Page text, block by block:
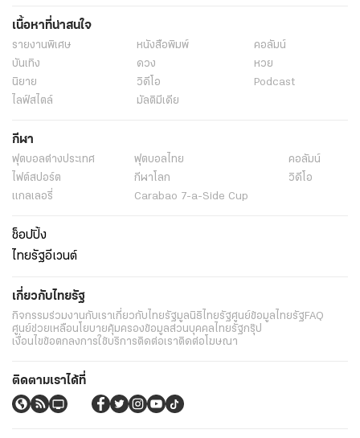
เนื้อหาที่น่าสนใจ
รายงานพิเศษ หนังสือพิมพ์
คอลัมน์
บันเทิง
ดวง
หวย
นิยาย
วิดีโอ
Podcast
ไลฟ์สไตล์
มัลติมีเดีย
กีฬา
ฟุตบอลต่่างประเทศ ฟุตบอลไทย
คอลัมน์
ไฟต์สปอร์ต
กีฬาโลก
วิดีโอ
แกลเลอรี่
Carabao 7-a-Side Cup
ช็อปปิ้ง
ไทยรัฐอีเวนต์
เกี่ยวกับไทยรัฐ
กิจกรรมร่วมงานกับเราเกี่ยวกับไทยรัฐมูลนิธิไทยรัฐศูนย์ข้อมูลไทยรัฐ FAQ
ศูนย์ช่วยเหลือนโยบายคุ้มครองข้อมูลส่วนบุคคลไทยรัฐกรุ๊ป
เงื่อนไขข้อตกลงการใช้บริการติดต่อเราติดต่อโฆษณา
ติดตามเราได้ที่